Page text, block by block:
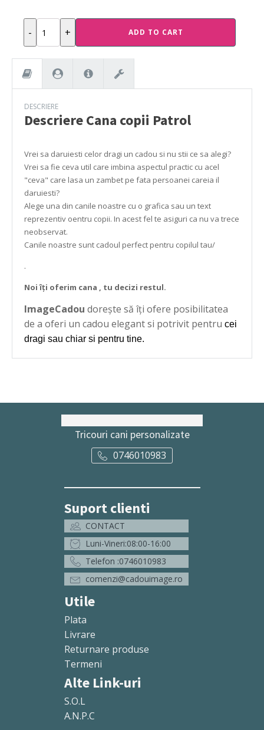
-
Cana
copii
Patrol
quantity
+ ADD TO CART
DESCRIERE
DescriereCana copii Patrol
Vrei sa daruiesti celor dragi un cadou si nu stii ce sa alegi?
Vrei sa fie ceva util care imbina aspectul practic cu acel
"ceva" care lasa un zambet pe fata persoanei careia il
daruiesti?
Alege una din canile noastre cu o grafica sau un text
reprezentiv oentru copii. In acest fel te asiguri ca nu va trece
neobservat.
Canile noastre sunt cadoul perfect pentru copilul tau/
.
Noi îți oferim cana , tu decizi restul.
ImageCadou dorește să îți ofere posibilitatea
de a oferi un cadou elegant si potrivit pentru cei
dragi sau chiar si pentru tine.
Tricouri cani personalizate
0746010983
Suport clienti
CONTACT
Luni-Vineri:08:00-16:00
Telefon :0746010983
comenzi@cadouimage.ro
Utile
Plata
Livrare
Returnare produse
Termeni
Alte Link-uri
S.O.L
A.N.P.C